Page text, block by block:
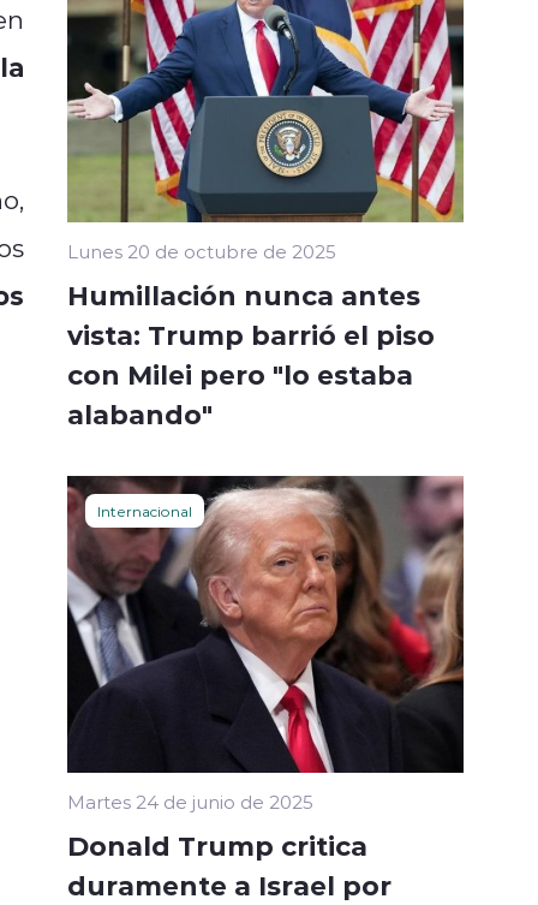
Lunes 20 de octubre de 2025
Humillación nunca antes
vista: Trump barrió el piso
con Milei pero "lo estaba
alabando"
Internacional
Martes 24 de junio de 2025
Donald Trump critica
duramente a Israel por